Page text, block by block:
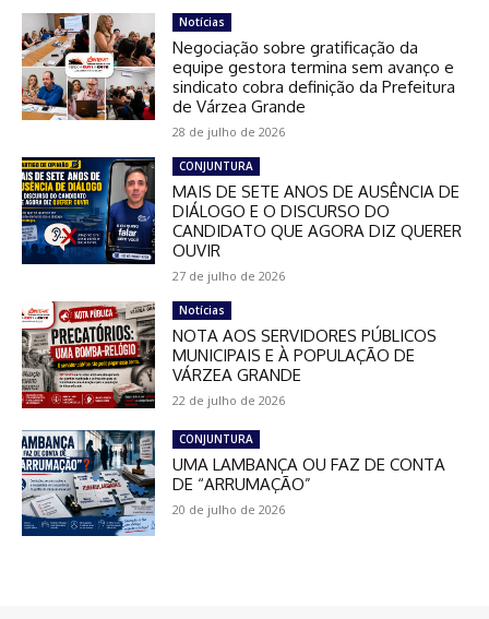
Notícias
Negociação sobre gratificação da
equipe gestora termina sem avanço e
sindicato cobra definição da Prefeitura
de Várzea Grande
28 de julho de 2026
CONJUNTURA
MAIS DE SETE ANOS DE AUSÊNCIA DE
DIÁLOGO E O DISCURSO DO
CANDIDATO QUE AGORA DIZ QUERER
OUVIR
27 de julho de 2026
Notícias
NOTA AOS SERVIDORES PÚBLICOS
MUNICIPAIS E À POPULAÇÃO DE
VÁRZEA GRANDE
22 de julho de 2026
CONJUNTURA
UMA LAMBANÇA OU FAZ DE CONTA
DE “ARRUMAÇÃO”
20 de julho de 2026